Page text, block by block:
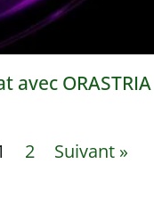
ORASTRIA
2 Suivant »